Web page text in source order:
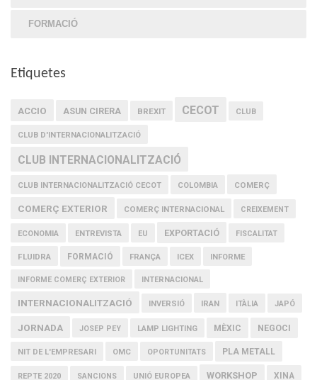
FORMACIÓ
Etiquetes
ACCIO ASUN CIRERA BREXIT CECOT CLUB
CLUB D'INTERNACIONALITZACIÓ
CLUB INTERNACIONALITZACIÓ
CLUB INTERNACIONALITZACIÓ CECOT COLOMBIA COMERÇ
COMERÇ EXTERIOR COMERÇ INTERNACIONAL CREIXEMENT
ECONOMIA ENTREVISTA EU EXPORTACIÓ FISCALITAT
FLUIDRA FORMACIÓ FRANÇA ICEX INFORME
INFORME COMERÇ EXTERIOR INTERNACIONAL
INTERNACIONALITZACIÓ INVERSIÓ IRAN ITÀLIA JAPÓ
JORNADA JOSEP PEY LAMP LIGHTING MÈXIC NEGOCI
NIT DE L'EMPRESARI OMC OPORTUNITATS PLA METALL
REPTE 2020 SANCIONS UNIÓ EUROPEA WORKSHOP XINA